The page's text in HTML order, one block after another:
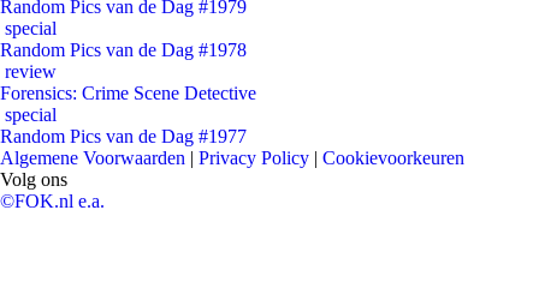
Random Pics van de Dag #1979
special
Random Pics van de Dag #1978
review
Forensics: Crime Scene Detective
special
Random Pics van de Dag #1977
Algemene Voorwaarden | Privacy Policy | Cookievoorkeuren
Volg ons
©FOK.nl e.a.